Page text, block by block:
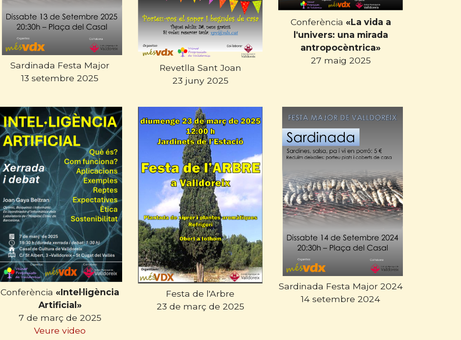
Sardinada Festa Major
13 setembre 2025
Revetlla Sant Joan
23 juny 2025
Conferència «La vida a
l'univers: una mirada
antropocèntrica»
27 maig 2025
Conferència «Intel·ligència
Artificial»
7 de març de 2025
Veure video
Festa de l'Arbre
23 de març de 2025
Sardinada Festa Major 2024
14 setembre 2024